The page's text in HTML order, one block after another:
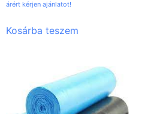
árért kérjen ajánlatot!
Kosárba teszem